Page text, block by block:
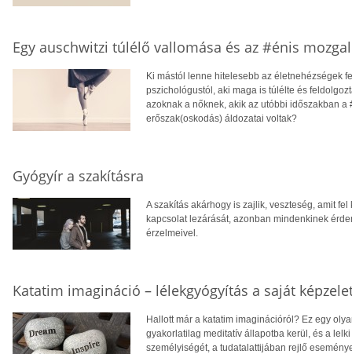
Egy auschwitzi túlélő vallomása és az #énis
Ki mástól lenne hitelesebb az életnehézségek
pszichológustól, aki maga is túlélte és
azoknak a nőknek, akik az utóbbi időszakban
erőszak(oskodás) áldozatai voltak?
Gyógyír a szakításra
A szakítás akárhogy is zajlik, veszteség, amit
kapcsolat lezárását, azonban mindenkinek
érzelmeivel.
Katatim imagináció – lélekgyógyítás a saját
Hallott már a katatim imaginációról? Ez egy
gyakorlatilag meditatív állapotba kerül, és a
személyiségét, a tudatalattijában rejlő